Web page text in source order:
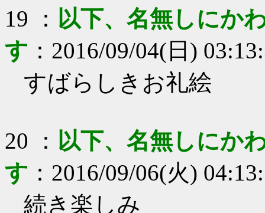
19 ： 以下、名無しにか
す ： 2016/09/04(日)
すばらしきお礼絵
20 ： 以下、名無しにか
す ： 2016/09/06(火)
続き楽しみ